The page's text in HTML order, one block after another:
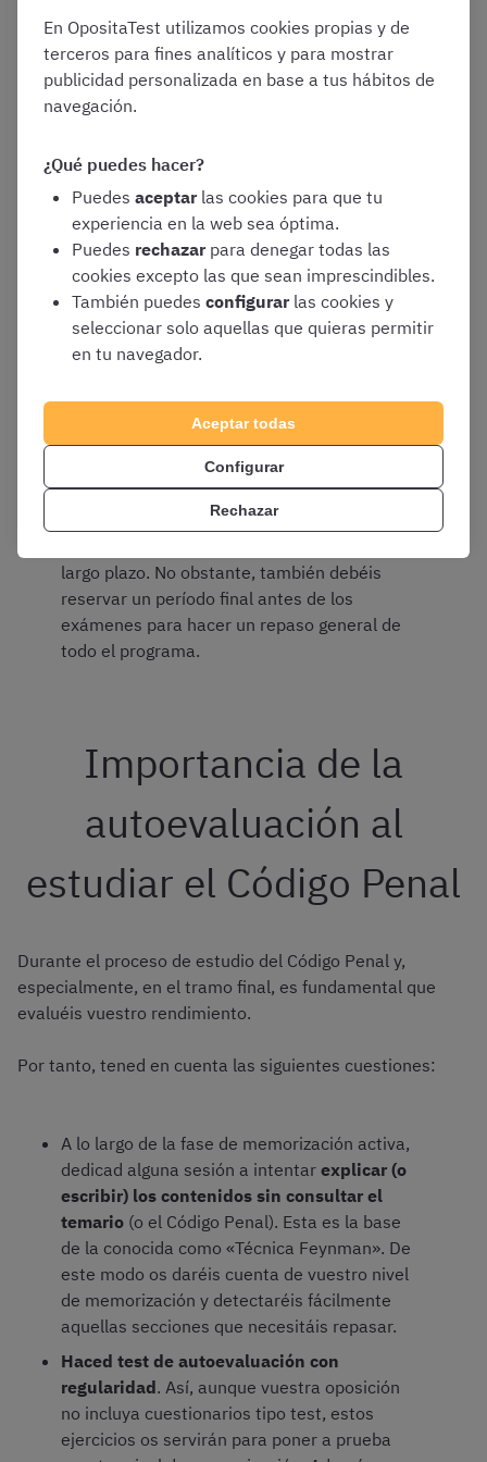
cuestiones similares. Sin duda, esto os
ayudará a retener la información.
Para contenidos muy concretos, como
estudiar las penas del Código Penal o
técnicas de memorización específicas
Por ejemplo, las populares reglas
mnemotécnicas o el método del
«Palacio de la Memoria» suelen dar
buen resultado para estas cuestiones.
En cualquier caso, procurad que el
tiempo de estudio sea siempre con la
máxima concentración
pero que lo hagáis con intencionalidad,
buscando un aprendizaje activo de la
Repaso. Intercalar los repasos con el estudio
de nuevos contenidos es una magnífica
largo plazo. No obstante, también debéis
reservar un período final antes de los
exámenes para hacer un repaso general de
todo el programa.
Importancia de la
autoevaluación al
estudiar el Código Penal
Durante el proceso de estudio del Código Penal y,
especialmente, en el tramo final, es fundamental que
evaluéis vuestro rendimiento.
Por tanto, tened en cuenta las siguientes cuestiones:
A lo largo de la fase de memorización activa,
dedicad alguna sesión a intentar explicar (o
escribir) los contenidos sin consultar el
temario (o el Código Penal). Esta es la base
de la conocida como «Técnica Feynman». De
este modo os daréis cuenta de vuestro nivel
de memorización y detectaréis fácilmente
aquellas secciones que necesitáis repasar.
Haced test de autoevaluación con
regularidad. Así, aunque vuestra oposición
no incluya cuestionarios tipo test, estos
ejercicios os servirán para poner a prueba
En OpositaTest utilizamos cookies propias y de
terceros para fines analíticos y para mostrar
publicidad personalizada en base a tus hábitos de
navegación.
¿Qué puedes hacer?
Puedes aceptar las cookies para que tu
experiencia en la web sea óptima.
Puedes rechazar para denegar todas las
cookies excepto las que sean imprescindibles.
También puedes configurar las cookies y
seleccionar solo aquellas que quieras permitir
en tu navegador.
Aceptar todas
Configurar
Rechazar